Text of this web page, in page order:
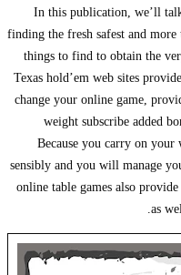
In this publication, we’ll
finding the fresh safest and
things to find to obtain the
Texas hold’em web sites
change your online game,
weight subscribe added
Because you carry on
sensibly and you will manage
online table games also
as